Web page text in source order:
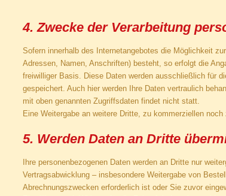
4. Zwecke der Verarbeitung
Sofern innerhalb des Internetangebotes die Möglichkeit
Adressen, Namen, Anschriften) besteht, so erfolgt die
freiwilliger Basis. Diese Daten werden ausschließlich für
gespeichert. Auch hier werden Ihre Daten vertraulich
mit oben genannten Zugriffsdaten findet nicht statt.
Eine Weitergabe an weitere Dritte, zu kommerziellen
5. Werden Daten an Dritte
Ihre personenbezogenen Daten werden an Dritte nur
Vertragsabwicklung – insbesondere Weitergabe von
Abrechnungszwecken erforderlich ist oder Sie zuvor